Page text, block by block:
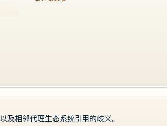
相邻代理生态系统引用的歧义。